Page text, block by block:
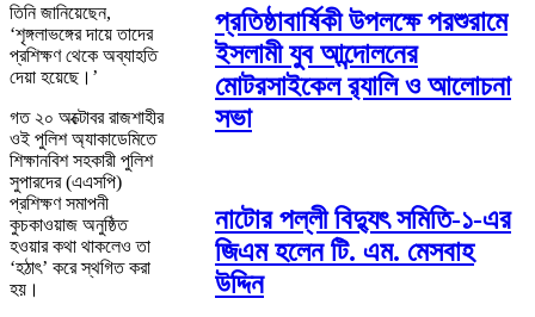
তিনি জানিয়েছেন,
‘শৃঙ্গলাভঙ্গের দায়ে তাদের
প্রশিক্ষণ থেকে অব্যাহতি
দেয়া হয়েছে।’
গত ২০ অক্টোবর রাজশাহীর
ওই পুলিশ অ্যাকাডেমিতে
শিক্ষানবিশ সহকারী পুলিশ
সুপারদের (এএসপি)
প্রশিক্ষণ সমাপনী
কুচকাওয়াজ অনুষ্ঠিত
হওয়ার কথা থাকলেও তা
‘হঠাৎ’ করে স্থগিত করা
হয়।
প্রতিষ্ঠাবার্ষিকী উপলক্ষে পরশুরামে
ইসলামী যুব আন্দোলনের
মোটরসাইকেল র‌্যালি ও আলোচনা
সভা
নাটোর পল্লী বিদ্যুৎ সমিতি-১-এর
জিএম হলেন টি. এম. মেসবাহ
উদ্দিন